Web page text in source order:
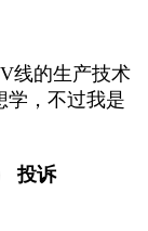
线的生产技术
学，不过我是
投诉